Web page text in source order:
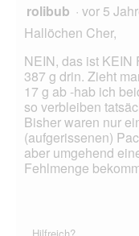
rolibub · vor 5
Hallöchen Cher,
NEIN, das ist KEIN
387 g drin. Zieht
17 g ab -hab ich
so verbleiben
Bisher waren nur
(aufgerissenen)
aber umgehend
Fehlmenge